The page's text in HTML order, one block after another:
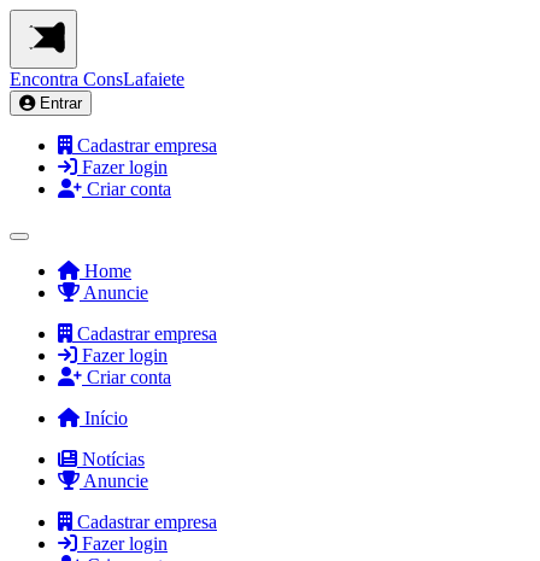
Encontra ConsLafaiete
Entrar
Cadastrar empresa
Fazer login
Criar conta
Home
Anuncie
Cadastrar empresa
Fazer login
Criar conta
Início
Notícias
Anuncie
Cadastrar empresa
Fazer login